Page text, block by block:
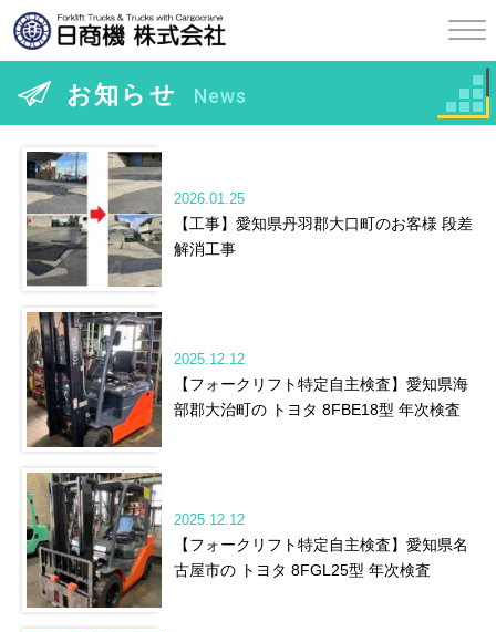
お知らせ News
2026.01.25
【工事】愛知県丹羽郡大口町のお客様 段差
解消工事
2025.12.12
【フォークリフト特定自主検査】愛知県海
部郡大治町の トヨタ 8FBE18型 年次検査
2025.12.12
【フォークリフト特定自主検査】愛知県名
古屋市の トヨタ 8FGL25型 年次検査